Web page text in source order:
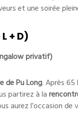
et une soirée
+ D)
privatif)
de Pu Long. Après
partirez à la
aurez l’occasion